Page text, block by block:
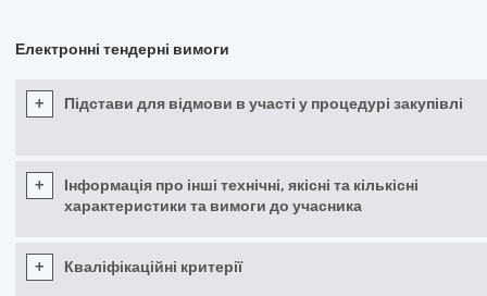
Електронні тендерні вимоги
+ Підстави для відмови в участі у процедурі закупівлі
+
Інформація про інші технічні, якісні та кількісні
характеристики та вимоги до учасника
+ Кваліфікаційні критерії